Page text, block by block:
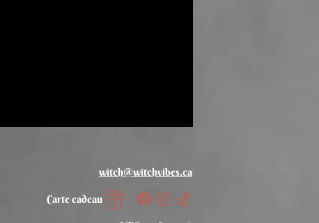
witch@witchvibes.ca
Carte cadeau